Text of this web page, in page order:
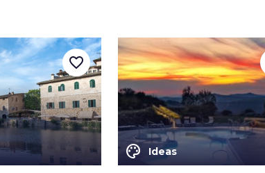
favorite_border
color_lens Ideas